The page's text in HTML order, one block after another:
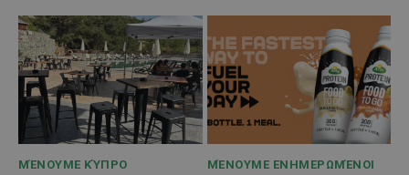
ΜΈΝΟΥΜΕ ΚΎΠΡΟ ΜΈΝΟΥΜΕ ΕΝΗΜΕΡΩΜΈΝΟΙ